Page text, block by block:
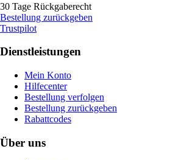
30 Tage Rückgaberecht
Bestellung zurückgeben
Trustpilot
Dienstleistungen
Mein Konto
Hilfecenter
Bestellung verfolgen
Bestellung zurückgeben
Rabattcodes
Über uns